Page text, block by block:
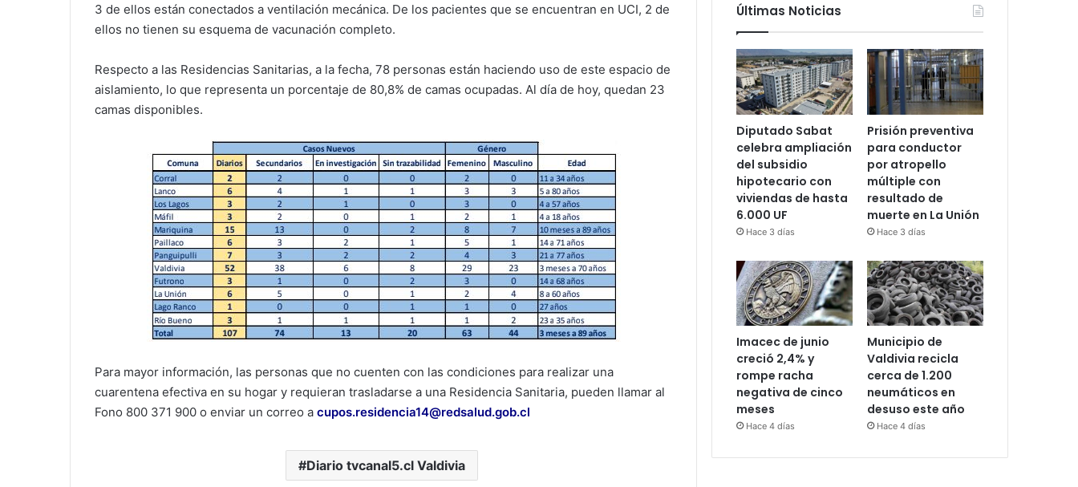
3 de ellos están conectados a ventilación mecánica. De los pacientes que se encuentran en UCI, 2 de
ellos no tienen su esquema de vacunación completo.
Respecto a las Residencias Sanitarias, a la fecha, 78 personas están haciendo uso de este espacio de
aislamiento, lo que representa un porcentaje de 80,8% de camas ocupadas. Al día de hoy, quedan 23
camas disponibles.
Para mayor información, las personas que no cuenten con las condiciones para realizar una
cuarentena efectiva en su hogar y requieran trasladarse a una Residencia Sanitaria, pueden llamar al
Fono 800 371 900 o enviar un correo a cupos.residencia14@redsalud.gob.cl
Diario tvcanal5.cl Valdivia
Últimas Noticias
Diputado Sabat
celebra ampliación
del subsidio
hipotecario con
viviendas de hasta
6.000 UF
Hace 3 días
Prisión preventiva
para conductor
por atropello
múltiple con
resultado de
muerte en La Unión
Hace 3 días
Imacec de junio
creció 2,4% y
rompe racha
negativa de cinco
meses
Hace 4 días
Municipio de
Valdivia recicla
cerca de 1.200
neumáticos en
desuso este año
Hace 4 días